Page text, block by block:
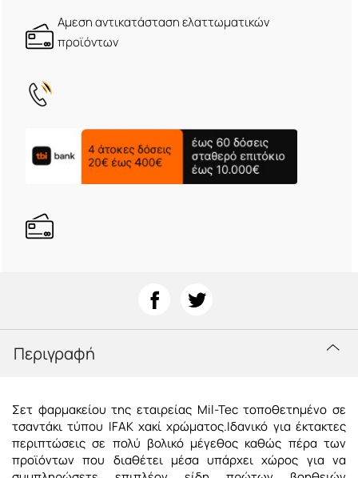
Αμεση αντικατάσταση ελαττωματικών
προϊόντων
Περιγραφή
Σετ φαρμακείου της εταιρείας Mil-Tec τοποθετημένο σε
τσαντάκι τύπου IFAK χακί χρώματος.Ιδανικό για έκτακτες
περιπτώσεις σε πολύ βολικό μέγεθος καθώς πέρα των
προϊόντων που διαθέτει μέσα υπάρχει χώρος για να